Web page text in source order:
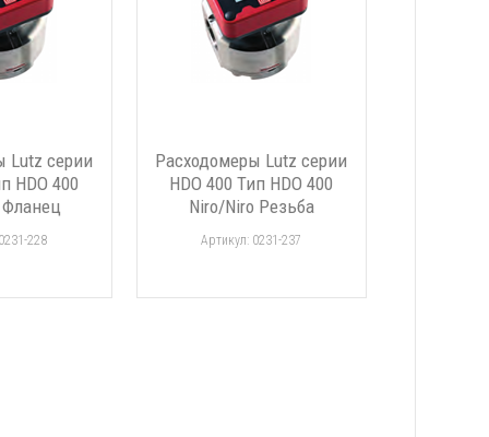
Lutz серии
HDO 400
228
Расходомеры Lutz серии
HDO 400 Тип HDO 400
Niro/Niro Резьба
Артикул: 0231-237